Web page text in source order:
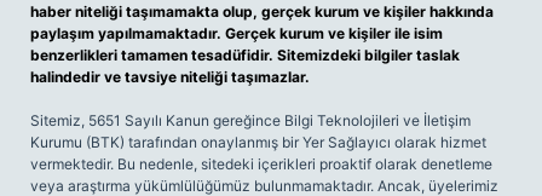
haber niteliği taşımamakta olup, gerçek kurum ve kişiler hakkında
paylaşım yapılmamaktadır. Gerçek kurum ve kişiler ile isim
benzerlikleri tamamen tesadüfidir. Sitemizdeki bilgiler taslak
halindedir ve tavsiye niteliği taşımazlar.
Sitemiz, 5651 Sayılı Kanun gereğince Bilgi Teknolojileri ve İletişim
Kurumu (BTK) tarafından onaylanmış bir Yer Sağlayıcı olarak hizmet
vermektedir. Bu nedenle, sitedeki içerikleri proaktif olarak denetleme
veya araştırma yükümlülüğümüz bulunmamaktadır. Ancak, üyelerimiz